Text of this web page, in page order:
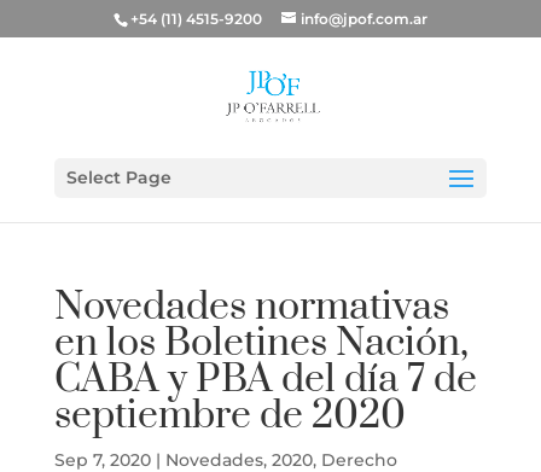
+54 (11) 4515-9200 info@jpof.com.ar
Select Page
Novedades normativas
en los Boletines Nación,
CABA y PBA del día 7 de
septiembre de 2020
Sep 7, 2020| Novedades, 2020, Derecho